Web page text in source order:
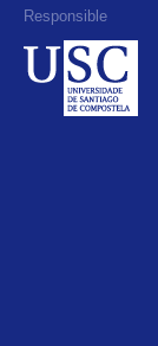
Responsible